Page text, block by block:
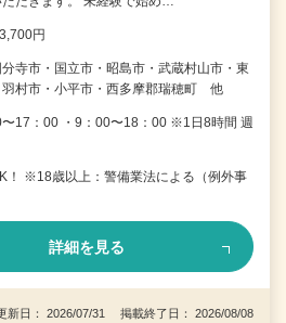
円
寺市・国立市・昭島市・武蔵村山市・東
羽村市・小平市・西多摩郡瑞穂町 他
〜17：00 ・9：00〜18：00 ※1日8時間 週
！ ※18歳以上：警備業法による（例外事
詳細を見る
新日： 2026/07/31 掲載終了日： 2026/08/08